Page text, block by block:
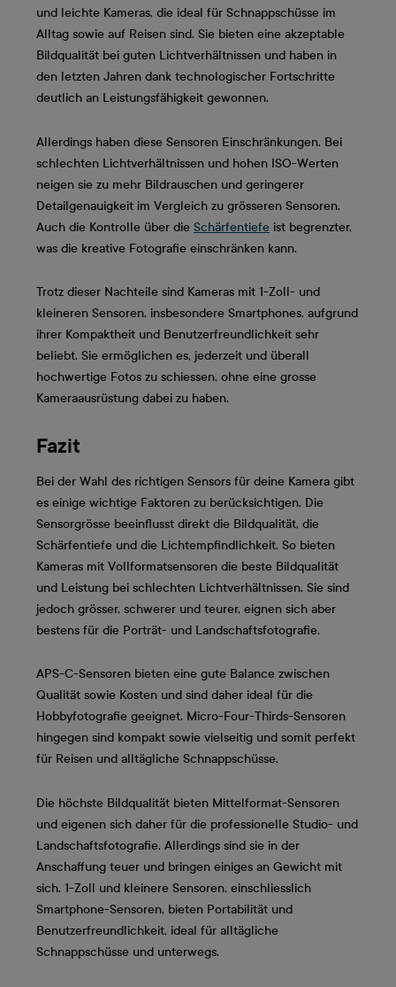
und leichte Kameras, die ideal für Schnappschüsse im
Alltag sowie auf Reisen sind. Sie bieten eine akzeptable
Bildqualität bei guten Lichtverhältnissen und haben in
den letzten Jahren dank technologischer Fortschritte
deutlich an Leistungsfähigkeit gewonnen.
Allerdings haben diese Sensoren Einschränkungen. Bei
schlechten Lichtverhältnissen und hohen ISO-Werten
neigen sie zu mehr Bildrauschen und geringerer
Detailgenauigkeit im Vergleich zu grösseren Sensoren.
Auch die Kontrolle über die Schärfentiefe ist begrenzter,
was die kreative Fotografie einschränken kann.
Trotz dieser Nachteile sind Kameras mit 1-Zoll- und
kleineren Sensoren, insbesondere Smartphones, aufgrund
ihrer Kompaktheit und Benutzerfreundlichkeit sehr
beliebt. Sie ermöglichen es, jederzeit und überall
hochwertige Fotos zu schiessen, ohne eine grosse
Kameraausrüstung dabei zu haben.
Fazit
Bei der Wahl des richtigen Sensors für deine Kamera gibt
es einige wichtige Faktoren zu berücksichtigen. Die
Sensorgrösse beeinflusst direkt die Bildqualität, die
Schärfentiefe und die Lichtempfindlichkeit. So bieten
Kameras mit Vollformatsensoren die beste Bildqualität
und Leistung bei schlechten Lichtverhältnissen. Sie sind
jedoch grösser, schwerer und teurer, eignen sich aber
bestens für die Porträt- und Landschaftsfotografie.
APS-C-Sensoren bieten eine gute Balance zwischen
Qualität sowie Kosten und sind daher ideal für die
Hobbyfotografie geeignet. Micro-Four-Thirds-Sensoren
hingegen sind kompakt sowie vielseitig und somit perfekt
für Reisen und alltägliche Schnappschüsse.
Die höchste Bildqualität bieten Mittelformat-Sensoren
und eigenen sich daher für die professionelle Studio- und
Landschaftsfotografie. Allerdings sind sie in der
Anschaffung teuer und bringen einiges an Gewicht mit
sich. 1-Zoll und kleinere Sensoren, einschliesslich
Smartphone-Sensoren, bieten Portabilität und
Benutzerfreundlichkeit, ideal für alltägliche
Schnappschüsse und unterwegs.